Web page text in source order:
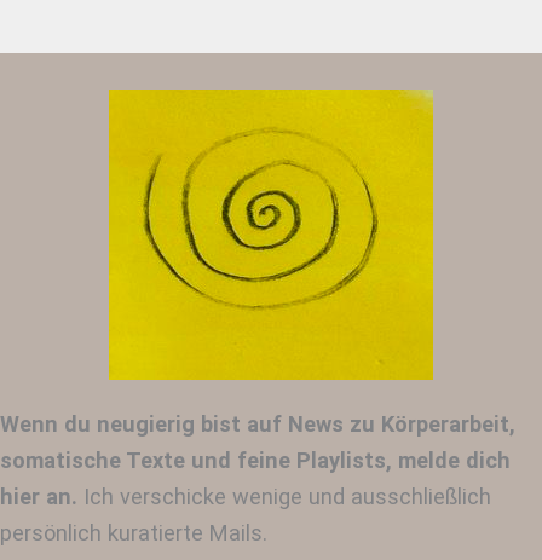
Wenn du neugierig bist auf News zu Körperarbeit,
somatische Texte und feine Playlists, melde dich
hier an. Ich verschicke wenige und ausschließlich
persönlich kuratierte Mails.